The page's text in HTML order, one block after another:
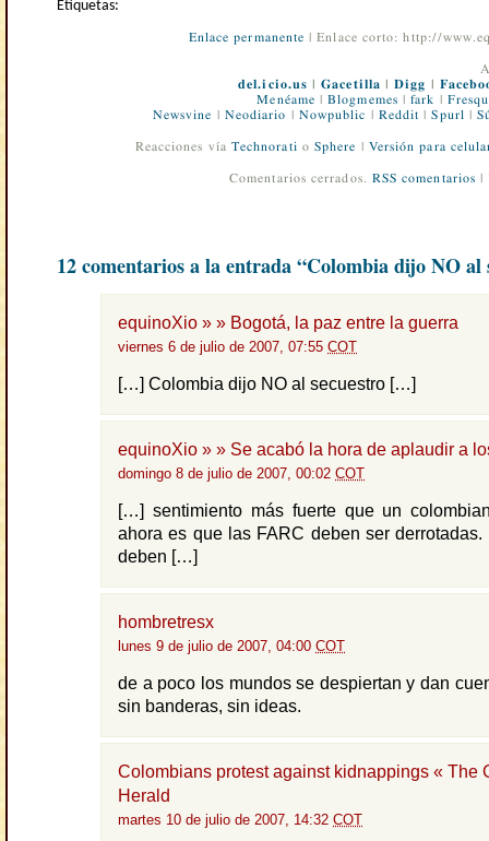
Etiquetas:
Enlace permanente | Enlace corto: http://
del.icio.us |Gacetilla |Digg |
Menéame |Blogmemes |fark |
Newsvine | Neodiario | Nowpublic | Reddit |Spurl |
Reacciones vía Technorati o Sphere | Versión para
Comentarios cerrados. RSS comentarios |
12 comentarios a la entrada “Colombia dijo NO al
equinoXio » » Bogotá, la paz entre la guerra
viernes 6 de julio de 2007, 07:55 COT
[…] Colombia dijo NO al secuestro […]
equinoXio » » Se acabó la hora de aplaudir a
domingo 8 de julio de 2007, 00:02 COT
[…] sentimiento más fuerte que un
ahora es que las FARC deben ser derrotadas.
deben […]
hombretresx
lunes 9 de julio de 2007, 04:00 COT
de a poco los mundos se despiertan y dan
sin banderas, sin ideas.
Colombians protest against kidnappings « The
Herald
martes 10 de julio de 2007, 14:32 COT